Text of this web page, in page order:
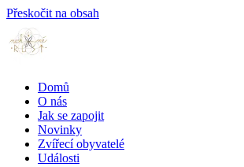
Přeskočit na obsah
Domů
O nás
Jak se zapojit
Novinky
Zvířecí obyvatelé
Události